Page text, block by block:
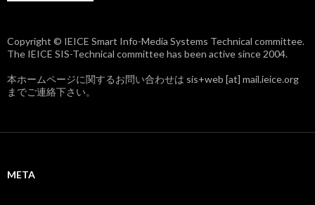
Copyright © IEICE Smart Info-Media Systems Technical committee.
The IEICE SIS-Technical committee has been active since 2004.
本ホームページに関するお問い合わせは sis+web [at] mail.ieice.org
までご連絡下さい。
META